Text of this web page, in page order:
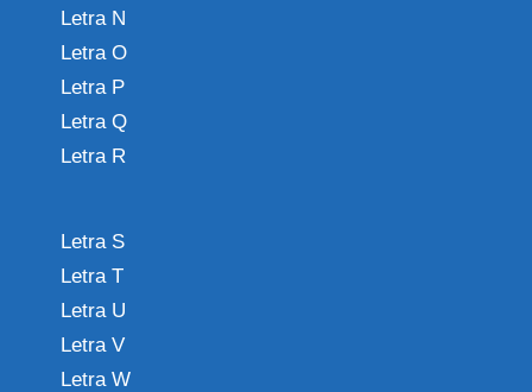
Letra N
Letra O
Letra P
Letra Q
Letra R
Letra S
Letra T
Letra U
Letra V
Letra W